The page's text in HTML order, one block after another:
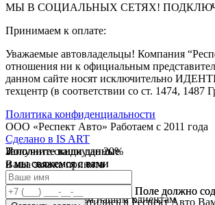
МЫ В СОЦИАЛЬНЫХ СЕТЯХ!
Принимаем к оплате:
Уважаемые автовладельцы! Компания
отношения ни к официальным
данном сайте носят исключительно
техцентр (в соответствии со ст. 1474, 1487
Политика конфиденциальности
ООО «Респект Авто» Работаем с 2011 года
Сделано в IS ART
Заполните ваши данные
и мы свяжемся с вами
Поле должно
Получите скидку до 20%
В течении 10 дней
мы предоставляем скидку
на все услуги всем нашим клиентам
Заполните ваши данные
и мы свяжемся с вами
Поле должно
✓
Ваша заявка принята
✓
Ваш ответ принят
Спасибо что обратились в Респект Авто